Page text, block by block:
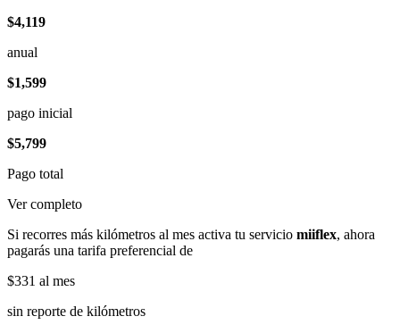
$4,119
anual
$1,599
pago inicial
$5,799
Pago total
Ver completo
Si recorres más kilómetros al mes activa tu servicio miiflex, ahora
pagarás una tarifa preferencial de
$331 al mes
sin reporte de kilómetros